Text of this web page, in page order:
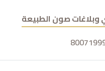
وبلاغات صون الطبيعة